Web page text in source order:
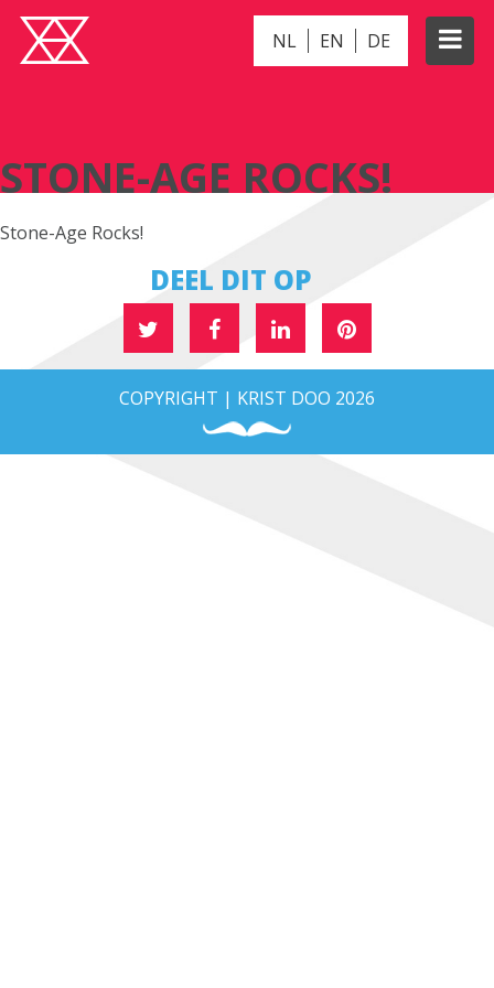
NL EN DE
STONE-AGE ROCKS!
Stone-Age Rocks!
DEEL DIT OP
COPYRIGHT | KRIST DOO 2026